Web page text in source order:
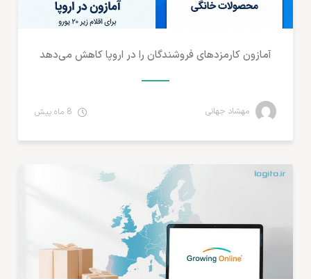
آمازون کارمزدهای فروشندگان را در اروپا کاهش می‌دهد
مهشاد جهانی
تجارت الکترونیک